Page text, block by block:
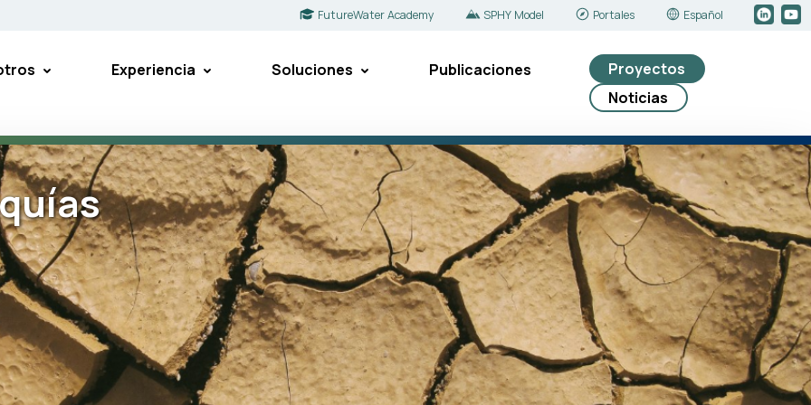
FutureWater Academy SPHY Model Portales Español
Experiencia Soluciones Publicaciones
Proyectos
Noticias